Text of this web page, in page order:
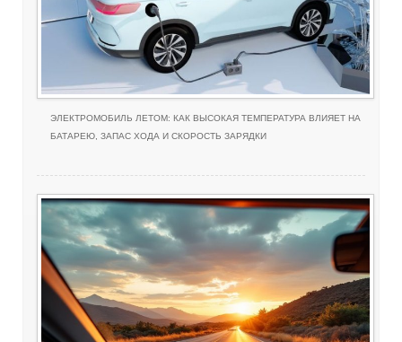
ЭЛЕКТРОМОБИЛЬ ЛЕТОМ: КАК ВЫСОКАЯ ТЕМПЕРАТУРА ВЛИЯЕТ НА
БАТАРЕЮ, ЗАПАС ХОДА И СКОРОСТЬ ЗАРЯДКИ